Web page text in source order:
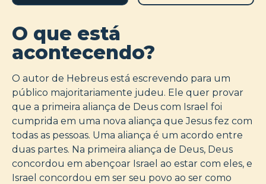
O que está
acontecendo?
O autor de Hebreus está escrevendo para um
público majoritariamente judeu. Ele quer provar
que a primeira aliança de Deus com Israel foi
cumprida em uma nova aliança que Jesus fez com
todas as pessoas. Uma aliança é um acordo entre
duas partes. Na primeira aliança de Deus, Deus
concordou em abençoar Israel ao estar com eles, e
Israel concordou em ser seu povo ao ser como